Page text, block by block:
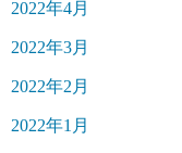
2022年4月
2022年3月
2022年2月
2022年1月